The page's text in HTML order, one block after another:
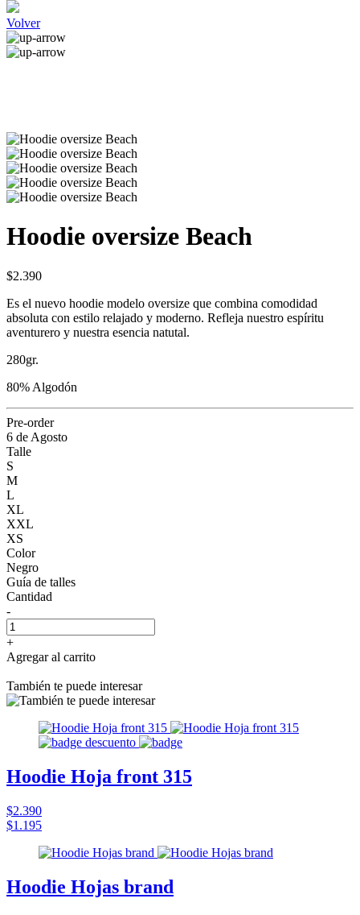
Volver
Hoodie oversize Beach
$2.390
Es el nuevo hoodie modelo oversize que combina comodidad
absoluta con estilo relajado y moderno. Refleja nuestro espíritu
aventurero y nuestra esencia natutal.
280gr.
80% Algodón
Pre-order
6 de Agosto
Talle
S
M
L
XL
XXL
XS
Color
Negro
Guía de talles
Cantidad
-
+
Agregar al carrito
También te puede interesar
Hoodie Hoja front 315
$2.390
$1.195
Hoodie Hojas brand